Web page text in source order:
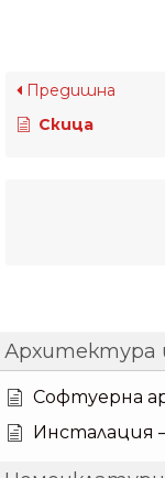
Архитектура
Софтуерна
Инсталация
Предишна
Скица